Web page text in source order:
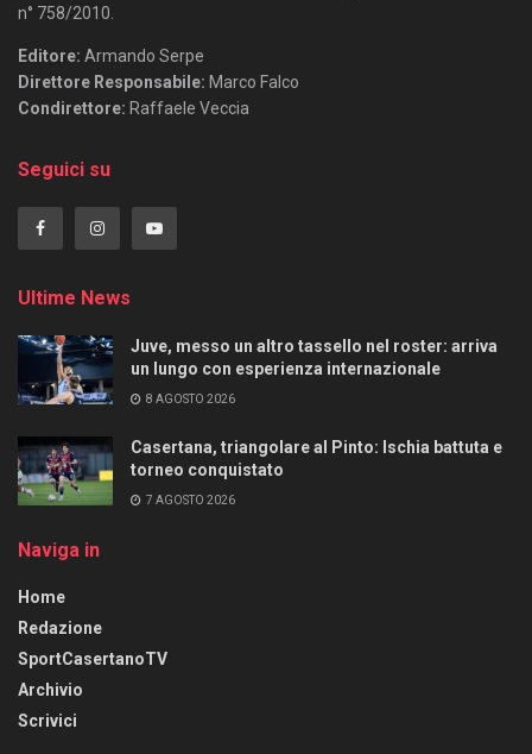
n° 758/2010.
Editore: Armando Serpe
Direttore Responsabile: Marco Falco
Condirettore: Raffaele Veccia
Seguici su
Ultime News
Juve, messo un altro tassello nel roster: arriva
un lungo con esperienza internazionale
8 AGOSTO 2026
Casertana, triangolare al Pinto: Ischia battuta e
torneo conquistato
7 AGOSTO 2026
Naviga in
Home
Redazione
SportCasertanoTV
Archivio
Scrivici